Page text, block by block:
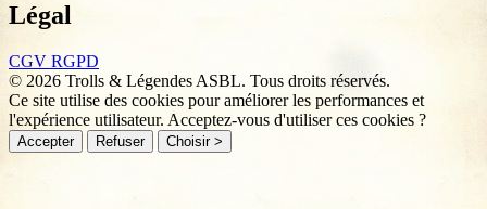
Légal
CGV RGPD
© 2026 Trolls & Légendes ASBL. Tous droits réservés.
Ce site utilise des cookies pour améliorer les performances et
l'expérience utilisateur. Acceptez-vous d'utiliser ces cookies ?
Accepter Refuser Choisir >